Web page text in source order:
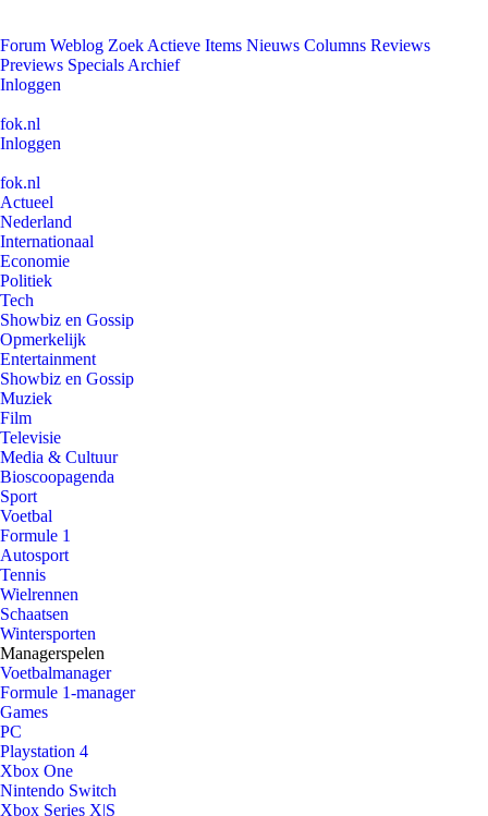
Forum Weblog Zoek Actieve Items Nieuws Columns Reviews
Previews Specials Archief
Inloggen
fok.nl
Inloggen
fok.nl
Actueel
Nederland
Internationaal
Economie
Politiek
Tech
Showbiz en Gossip
Opmerkelijk
Entertainment
Showbiz en Gossip
Muziek
Film
Televisie
Media & Cultuur
Bioscoopagenda
Sport
Voetbal
Formule 1
Autosport
Tennis
Wielrennen
Schaatsen
Wintersporten
Managerspelen
Voetbalmanager
Formule 1-manager
Games
PC
Playstation 4
Xbox One
Nintendo Switch
Xbox Series X|S